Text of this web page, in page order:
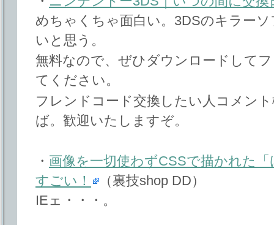
めちゃくちゃ面白い。3DSのキラー
いと思う。
無料なので、ぜひダウンロードして
てください。
フレンドコード交換したい人コメン
ば。歓迎いたしますぞ。
・ 画像を一切使わずCSSで描かれた
すごい！
（裏技shop DD）
IEェ・・・。